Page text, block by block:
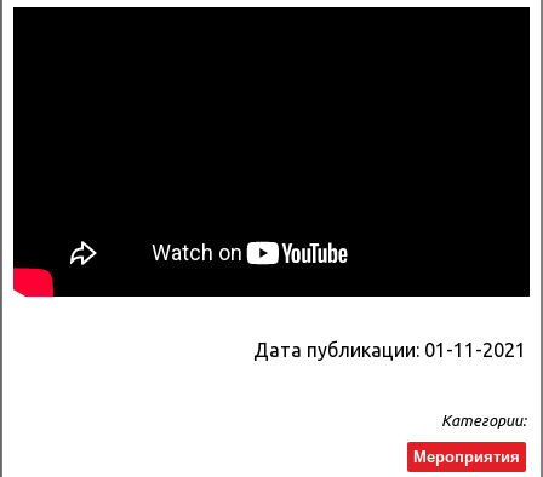
Дата публикации: 01-11-2021
Категории:
Мероприятия